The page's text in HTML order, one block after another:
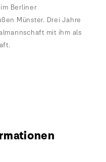
Berliner
Münster. Drei Jahre
mit ihm als